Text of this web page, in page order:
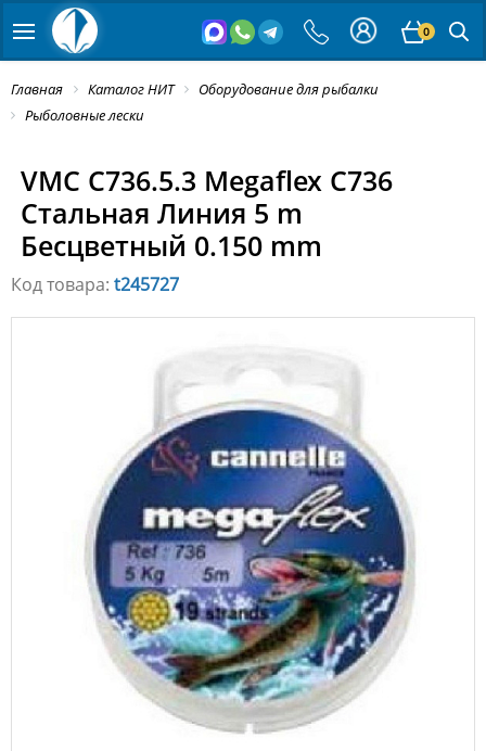
0
Главная Каталог НИТ
Оборудование для рыбалки
Рыболовные лески
VMC C736.5.3 Megaflex C736
Стальная Линия 5 m
Бесцветный 0.150 mm
Код товара: t245727